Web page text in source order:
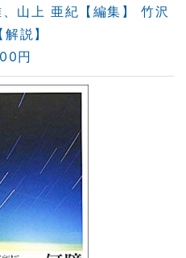
山上 亜紀【編集】 竹沢
説】
円